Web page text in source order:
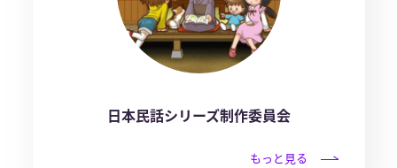
日本民話シリーズ制作委員会
もっと見る